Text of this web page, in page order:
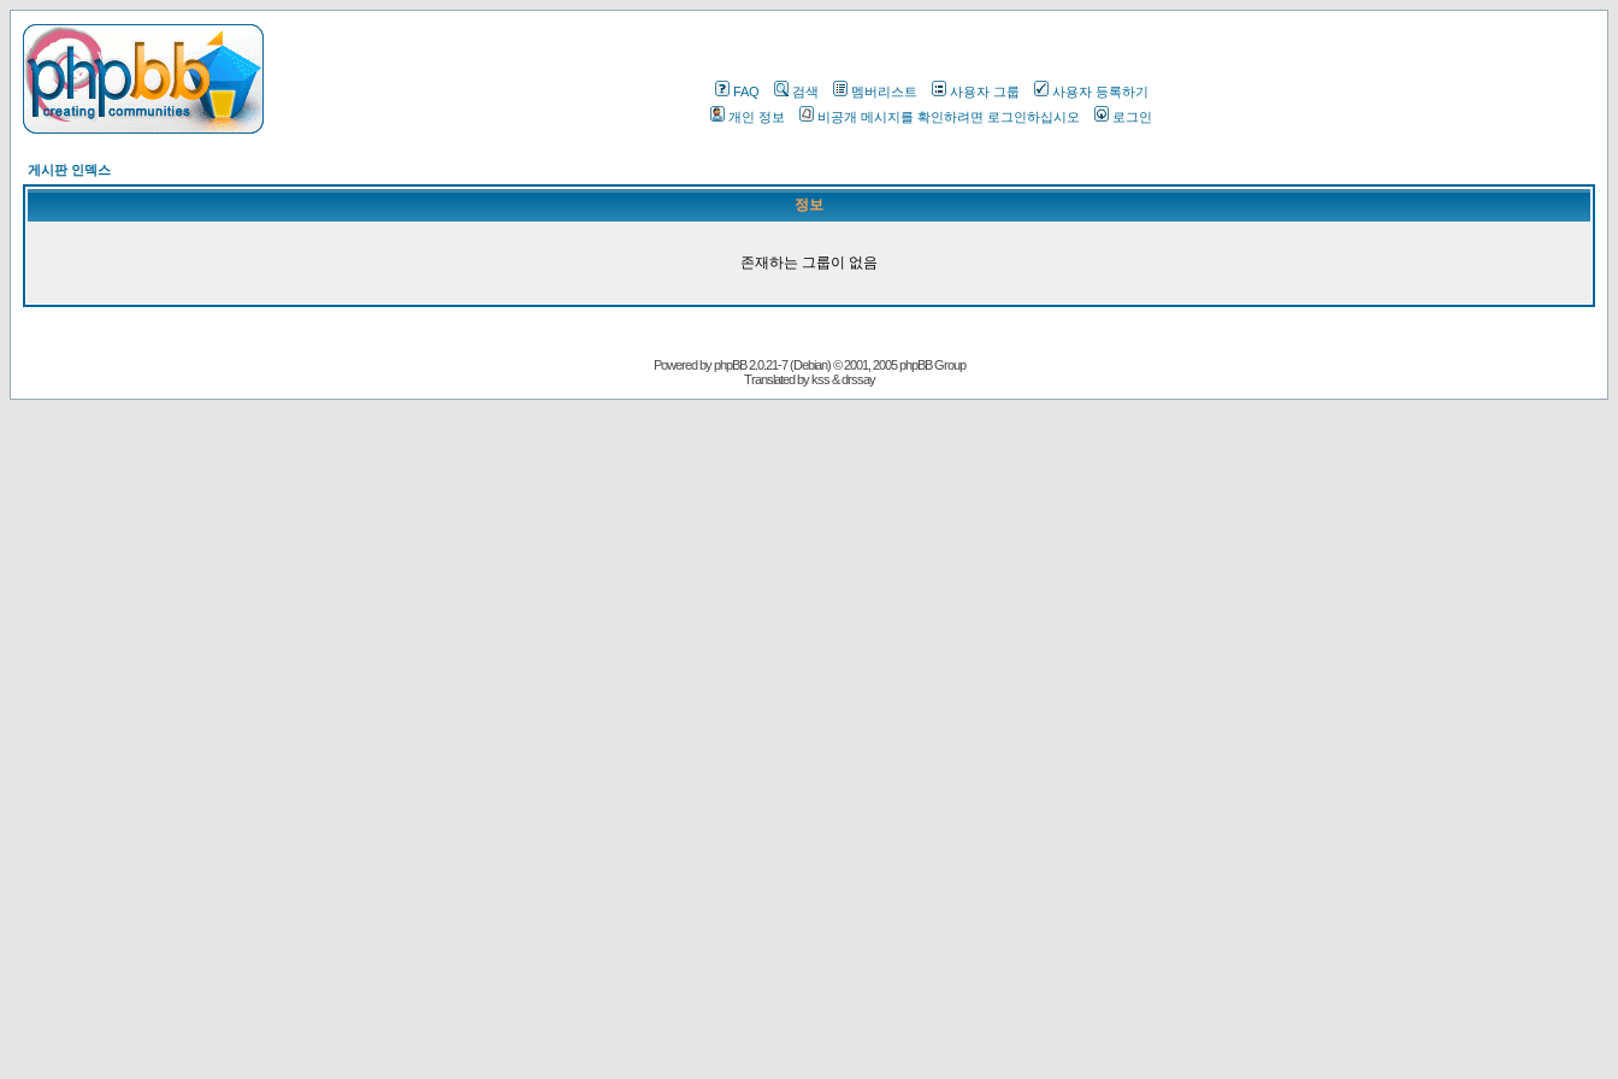
FAQ 검색 멤버리스트 사용자 그룹
사용자 등록하기
개인 정보
비공개 메시지를 확인하려면 로그인하십시오 로그인
게시판 인덱스
정보
존재하는 그룹이 없음
Powered byphpBB2.0.21-7 (Debian) © 2001, 2005 phpBB Group
Translated by kss & drssay